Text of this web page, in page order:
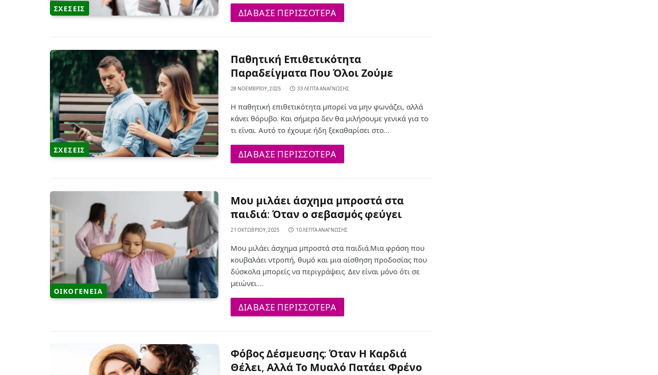
ΣΧΕΣΕΙΣ ΔΙΑΒΑΣΕ ΠΕΡΙΣΣΟΤΕΡΑ
ΣΧΕΣΕΙΣ
Παθητική Επιθετικότητα
Παραδείγματα Που Όλοι Ζούμε
28 ΝΟΕΜΒΡΊΟΥ, 2025 33 ΛΕΠΤΆ ΑΝΆΓΝΩΣΗΣ
Η παθητική επιθετικότητα μπορεί να μην φωνάζει, αλλά
κάνει θόρυβο. Και σήμερα δεν θα μιλήσουμε γενικά για το
τι είναι. Αυτό το έχουμε ήδη ξεκαθαρίσει στο…
ΔΙΑΒΑΣΕ ΠΕΡΙΣΣΟΤΕΡΑ
ΟΙΚΟΓΕΝΕΙΑ
Μου μιλάει άσχημα μπροστά στα
παιδιά: Όταν ο σεβασμός φεύγει
21 ΟΚΤΩΒΡΊΟΥ, 2025 10 ΛΕΠΤΆ ΑΝΆΓΝΩΣΗΣ
Μου μιλάει άσχημα μπροστά στα παιδιά.Μια φράση που
κουβαλάει ντροπή, θυμό και μια αίσθηση προδοσίας που
δύσκολα μπορείς να περιγράψεις. Δεν είναι μόνο ότι σε
μειώνει.…
ΔΙΑΒΑΣΕ ΠΕΡΙΣΣΟΤΕΡΑ
Φόβος Δέσμευσης: Όταν Η Καρδιά
Θέλει, Αλλά Το Μυαλό Πατάει Φρένο